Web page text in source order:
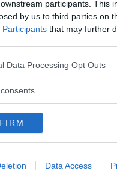
participants. This
by us to third parties on
Participants that may further
this website/app uses one
your visit or usage behaviour.
for below specified purposes
Data Processing Opt Outs
Data Access